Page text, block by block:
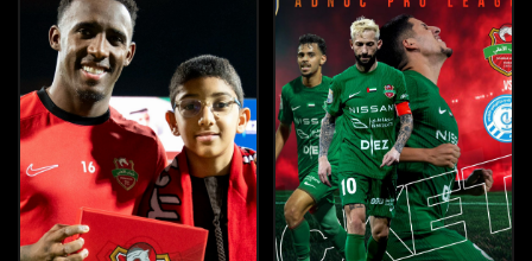
3 أبريل، 2026 3 أبريل، 2026